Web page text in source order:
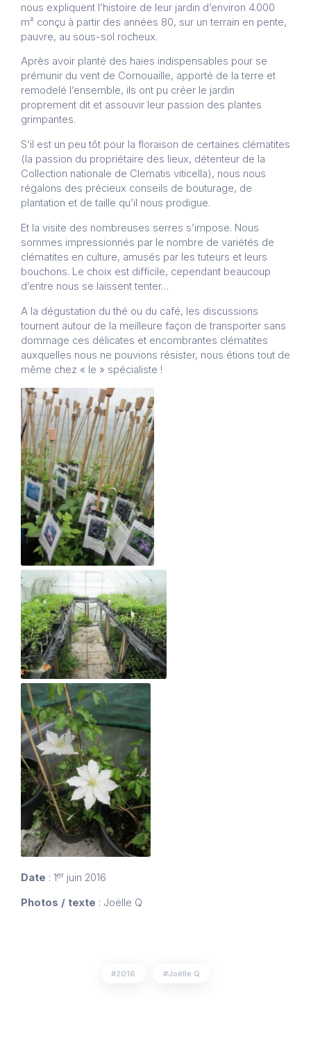
nous expliquent l’histoire de leur jardin d’environ 4.000
m² conçu à partir des années 80, sur un terrain en pente,
pauvre, au sous-sol rocheux.
Après avoir planté des haies indispensables pour se
prémunir du vent de Cornouaille, apporté de la terre et
remodelé l’ensemble, ils ont pu créer le jardin
proprement dit et assouvir leur passion des plantes
grimpantes.
S’il est un peu tôt pour la floraison de certaines clématites
(la passion du propriétaire des lieux, détenteur de la
Collection nationale de Clematis viticella), nous nous
régalons des précieux conseils de bouturage, de
plantation et de taille qu’il nous prodigue.
Et la visite des nombreuses serres s’impose. Nous
sommes impressionnés par le nombre de variétés de
clématites en culture, amusés par les tuteurs et leurs
bouchons. Le choix est difficile, cependant beaucoup
d’entre nous se laissent tenter…
A la dégustation du thé ou du café, les discussions
tournent autour de la meilleure façon de transporter sans
dommage ces délicates et encombrantes clématites
auxquelles nous ne pouvions résister, nous étions tout de
même chez « le » spécialiste !
Date : 1er juin 2016
Photos / texte : Joëlle Q
2016 Joëlle Q